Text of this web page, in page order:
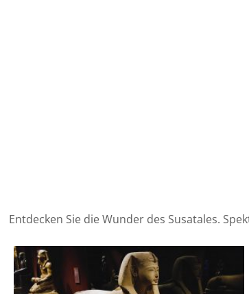
Entdecken Sie die Wunder des Susatales.